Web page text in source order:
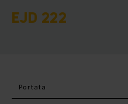
EJD 222
Portata